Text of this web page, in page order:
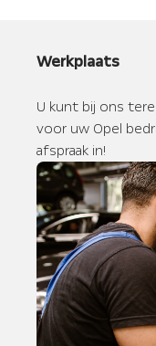
Werkplaats
U kunt bij ons
voor uw Opel
afspraak in!